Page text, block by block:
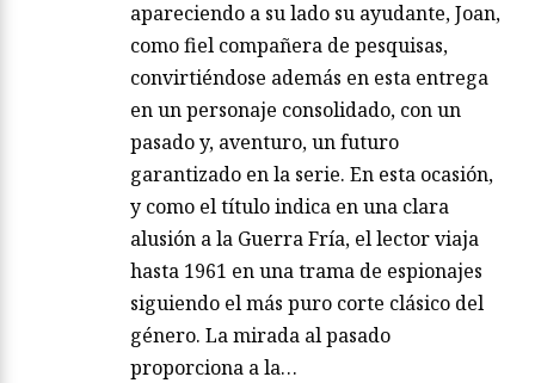
apareciendo a su lado su ayudante, Joan,
como fiel compañera de pesquisas,
convirtiéndose además en esta entrega
en un personaje consolidado, con un
pasado y, aventuro, un futuro
garantizado en la serie. En esta ocasión,
y como el título indica en una clara
alusión a la Guerra Fría, el lector viaja
hasta 1961 en una trama de espionajes
siguiendo el más puro corte clásico del
género. La mirada al pasado
proporciona a la…